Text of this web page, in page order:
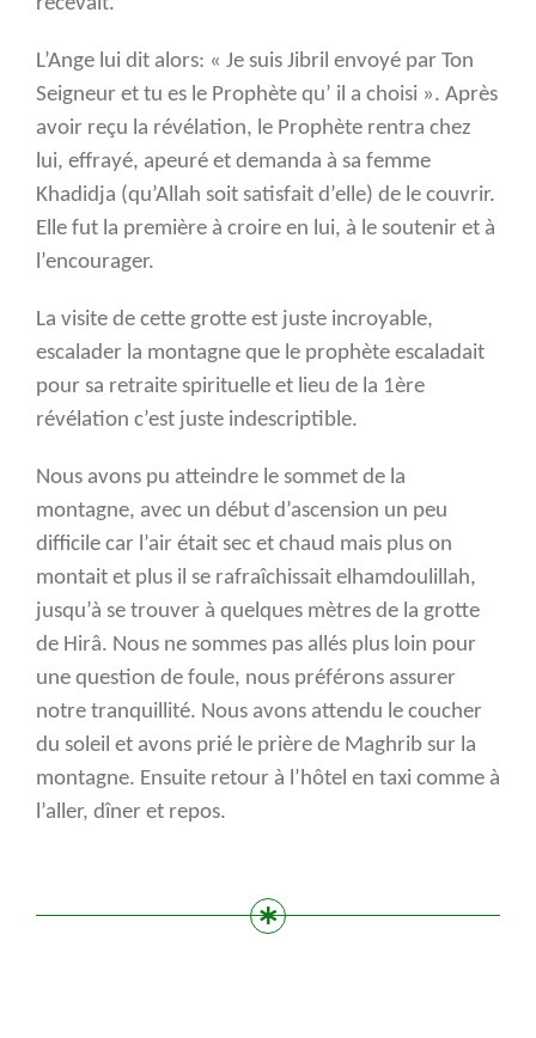
recevait.
L’Ange lui dit alors: « Je suis Jibril envoyé par Ton
Seigneur et tu es le Prophète qu’ il a choisi ». Après
avoir reçu la révélation, le Prophète rentra chez
lui, effrayé, apeuré et demanda à sa femme
Khadidja (qu’Allah soit satisfait d’elle) de le couvrir.
Elle fut la première à croire en lui, à le soutenir et à
l’encourager.
La visite de cette grotte est juste incroyable,
escalader la montagne que le prophète escaladait
pour sa retraite spirituelle et lieu de la 1ère
révélation c’est juste indescriptible.
Nous avons pu atteindre le sommet de la
montagne, avec un début d’ascension un peu
difficile car l’air était sec et chaud mais plus on
montait et plus il se rafraîchissait elhamdoulillah,
jusqu’à se trouver à quelques mètres de la grotte
de Hirâ. Nous ne sommes pas allés plus loin pour
une question de foule, nous préférons assurer
notre tranquillité. Nous avons attendu le coucher
du soleil et avons prié le prière de Maghrib sur la
montagne. Ensuite retour à l’hôtel en taxi comme à
l’aller, dîner et repos.